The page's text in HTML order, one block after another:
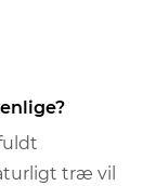
træ vil